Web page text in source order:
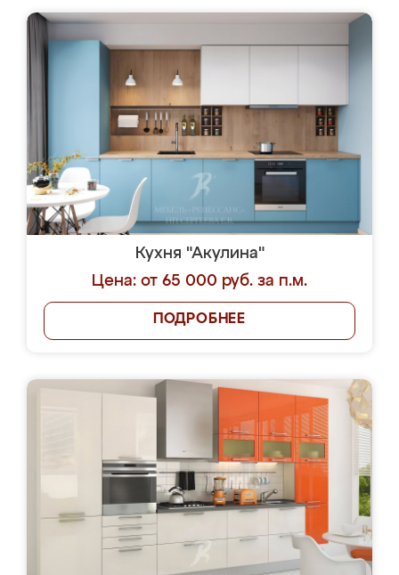
Кухня "Акулина"
Цена: от 65 000 руб. за п.м.
ПОДРОБНЕЕ